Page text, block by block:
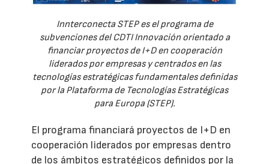
Innterconecta STEP es el programa de
subvenciones del CDTI Innovación orientado a
financiar proyectos de I+D en cooperación
liderados por empresas y centrados en las
tecnologías estratégicas fundamentales definidas
por la Plataforma de Tecnologías Estratégicas
para Europa (STEP).
El programa financiará proyectos de I+D en
cooperación liderados por empresas dentro
de los ámbitos estratégicos definidos por la